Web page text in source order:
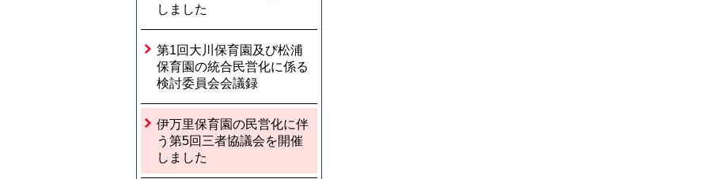
しました
第1回大川保育園及び松浦
保育園の統合民営化に係る
検討委員会会議録
伊万里保育園の民営化に伴
う第5回三者協議会を開催
しました